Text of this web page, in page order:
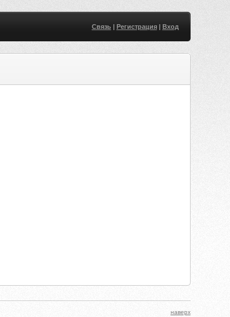
Связь| Регистрация| Вход
наверх